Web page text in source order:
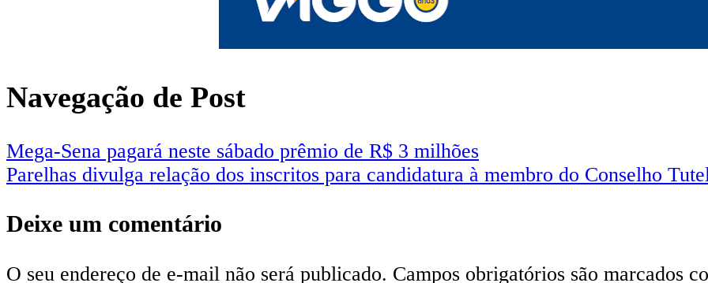
Navegação de Post
Mega-Sena pagará neste sábado prêmio de R$ 3 milhões
Parelhas divulga relação dos inscritos para candidatura à membro do Conselho
Deixe um comentário
O seu endereço de e-mail não será publicado. Campos obrigatórios são marcados